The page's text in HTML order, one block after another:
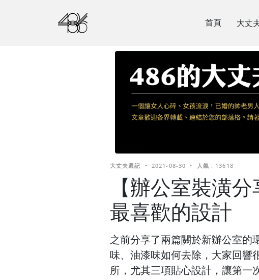
首頁 大丈
大丈夫週記 • 2021-08-30 • 人氣 : 13618
【辦公室裝潢
最喜歡的設計
之前分享了兩篇關於新辦公室的
味、油漆味如何去除，大家回
所，尤其三項貼心設計，讓第一